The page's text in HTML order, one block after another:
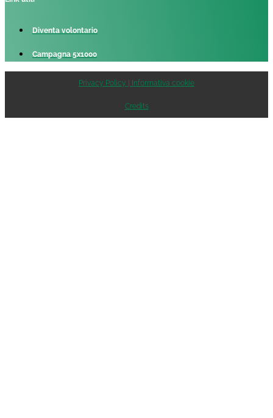
Diventa volontario
Campagna 5x1000
Privacy Policy | Informativa cookie
Credits